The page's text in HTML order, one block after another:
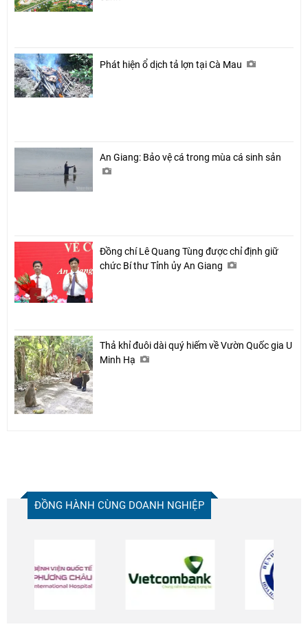
Phát hiện ổ dịch tả lợn tại Cà Mau
An Giang: Bảo vệ cá trong mùa cá sinh sản
Đồng chí Lê Quang Tùng được chỉ định giữ
chức Bí thư Tỉnh ủy An Giang
Thả khỉ đuôi dài quý hiếm về Vườn Quốc gia U
Minh Hạ
ĐỒNG HÀNH CÙNG DOANH NGHIỆP